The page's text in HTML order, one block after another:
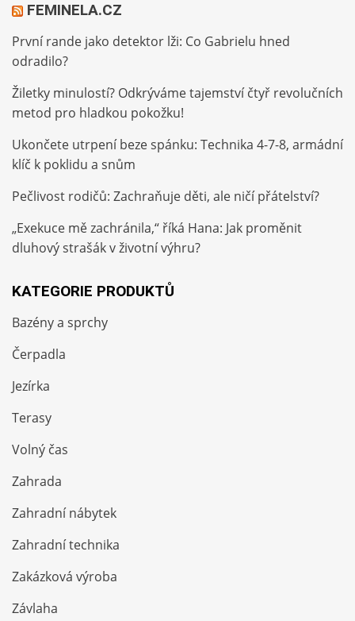
FEMINELA.CZ
První rande jako detektor lži: Co Gabrielu hned
odradilo?
Žiletky minulostí? Odkrýváme tajemství čtyř revolučních
metod pro hladkou pokožku!
Ukončete utrpení beze spánku: Technika 4-7-8, armádní
klíč k poklidu a snům
Pečlivost rodičů: Zachraňuje děti, ale ničí přátelství?
„Exekuce mě zachránila,“ říká Hana: Jak proměnit
dluhový strašák v životní výhru?
KATEGORIE PRODUKTŮ
Bazény a sprchy
Čerpadla
Jezírka
Terasy
Volný čas
Zahrada
Zahradní nábytek
Zahradní technika
Zakázková výroba
Závlaha